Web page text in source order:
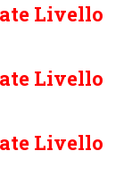
Livello
Livello
Livello